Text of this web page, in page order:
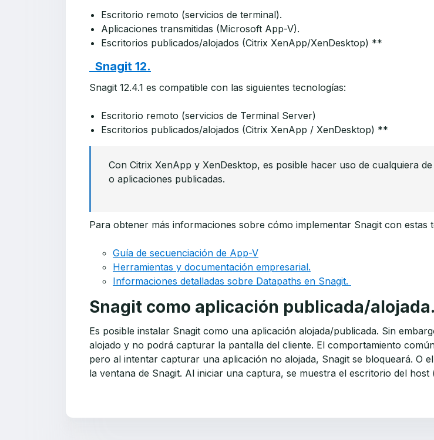
Escritorio remoto (servicios de terminal).
Aplicaciones transmitidas (Microsoft App-V).
Escritorios publicados/alojados (Citrix XenApp/XenDesktop) **
Snagit 12.
Snagit 12.4.1 es compatible con las siguientes tecnologías:
Escritorio remoto (servicios de Terminal Server)
Escritorios publicados/alojados (Citrix XenApp / XenDesktop) **
Con Citrix XenApp y XenDesktop, es posible hacer uso de cualquiera
o aplicaciones publicadas.
Para obtener más informaciones sobre cómo implementar Snagit con
Guía de secuenciación de App-V
Herramientas y documentación empresarial.
Informaciones detalladas sobre Datapaths en Snagit.
Snagit como aplicación publicada/alojada.
Es posible instalar Snagit como una aplicación alojada/publicada. Sin
alojado y no podrá capturar la pantalla del cliente. El comportamiento
pero al intentar capturar una aplicación no alojada, Snagit se bloqueará. O
la ventana de Snagit. Al iniciar una captura, se muestra el escritorio del host